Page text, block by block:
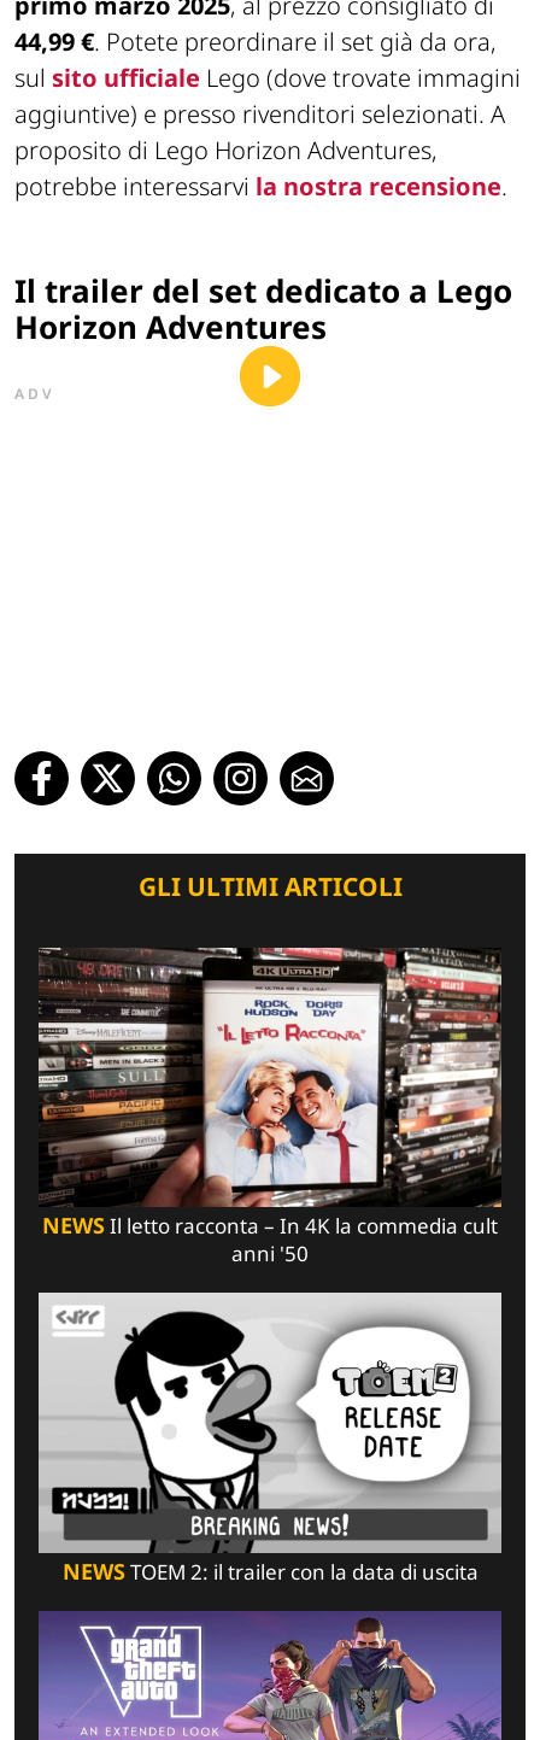
44,99 €. Potete preordinare il set già da ora,
sul sito ufficiale Lego (dove trovate immagini
aggiuntive) e presso rivenditori selezionati. A
proposito di Lego Horizon Adventures,
potrebbe interessarvi la nostra recensione.
Il trailer del set dedicato a Lego
Horizon Adventures
ADV
GLI ULTIMI ARTICOLI
NEWSIl letto racconta – In 4K la commedia cult
anni '50
NEWSTOEM 2: il trailer con la data di uscita